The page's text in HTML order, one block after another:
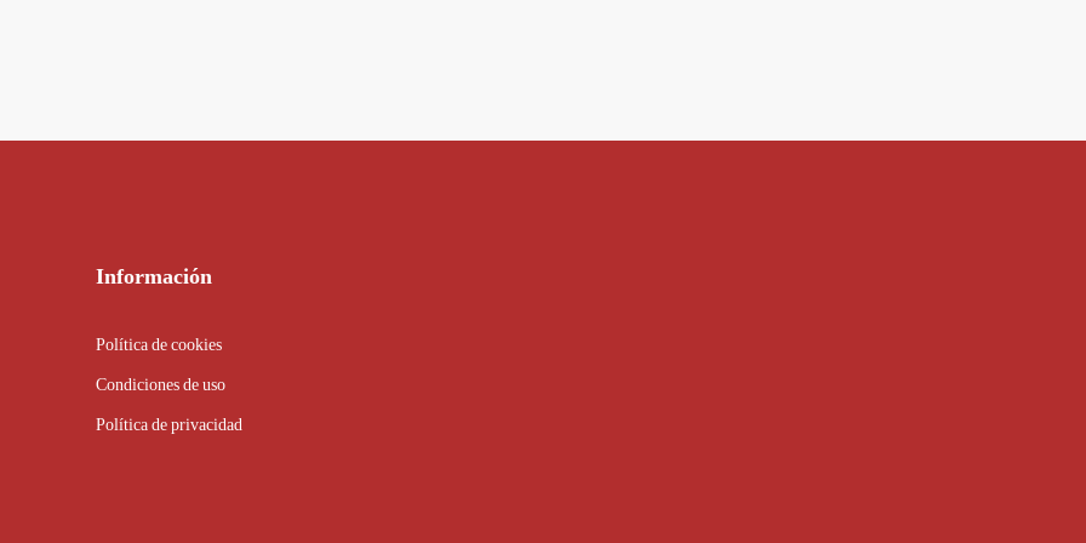
Información
Política de cookies
Condiciones de uso
Política de privacidad